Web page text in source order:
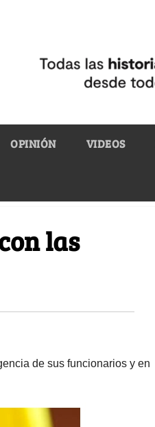
OPINIÓN VIDEOS
las
de sus funcionarios y en